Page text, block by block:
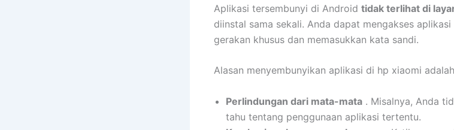
Aplikasi tersembunyi di Android tidak terlihat di
diinstal sama sekali. Anda dapat mengakses
gerakan khusus dan memasukkan kata sandi.
Alasan menyembunyikan aplikasi di hp xiaomi
Perlindungan dari mata-mata . Misalnya, Anda
tahu tentang penggunaan aplikasi tertentu.